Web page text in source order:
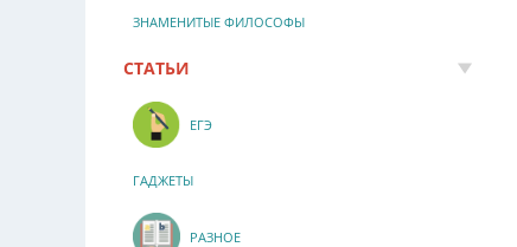
ЗНАМЕНИТЫЕ ФИЛОСОФЫ
СТАТЬИ
ЕГЭ
ГАДЖЕТЫ
РАЗНОЕ